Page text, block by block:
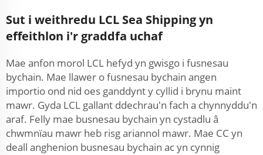
Sut i weithredu LCL Sea Shipping yn
effeithlon i'r graddfa uchaf
Mae anfon morol LCL hefyd yn gwisgo i fusnesau
bychain. Mae llawer o fusnesau bychain angen
importio ond nid oes ganddynt y cyllid i brynu maint
mawr. Gyda LCL gallant ddechrau'n fach a chynnyddu'n
araf. Felly mae busnesau bychain yn cystadlu â
chwmnïau mawr heb risg ariannol mawr. Mae CC yn
deall anghenion busnesau bychain ac yn cynnig